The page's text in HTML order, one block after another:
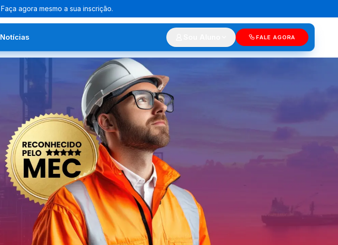
Faça agora mesmo a sua inscrição.
Notícias FALE AGORA